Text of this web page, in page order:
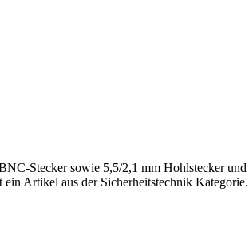
Stecker sowie 5,5/2,1 mm Hohlstecker und
Artikel aus der Sicherheitstechnik Kategorie.